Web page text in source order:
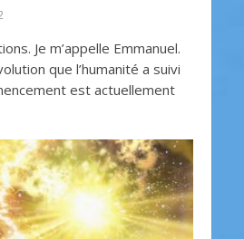
Je m’appelle Emmanuel.
que l’humanité a suivi
est actuellement